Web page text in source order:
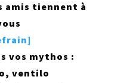
amis tiennent à
vos mythos :
ventilo